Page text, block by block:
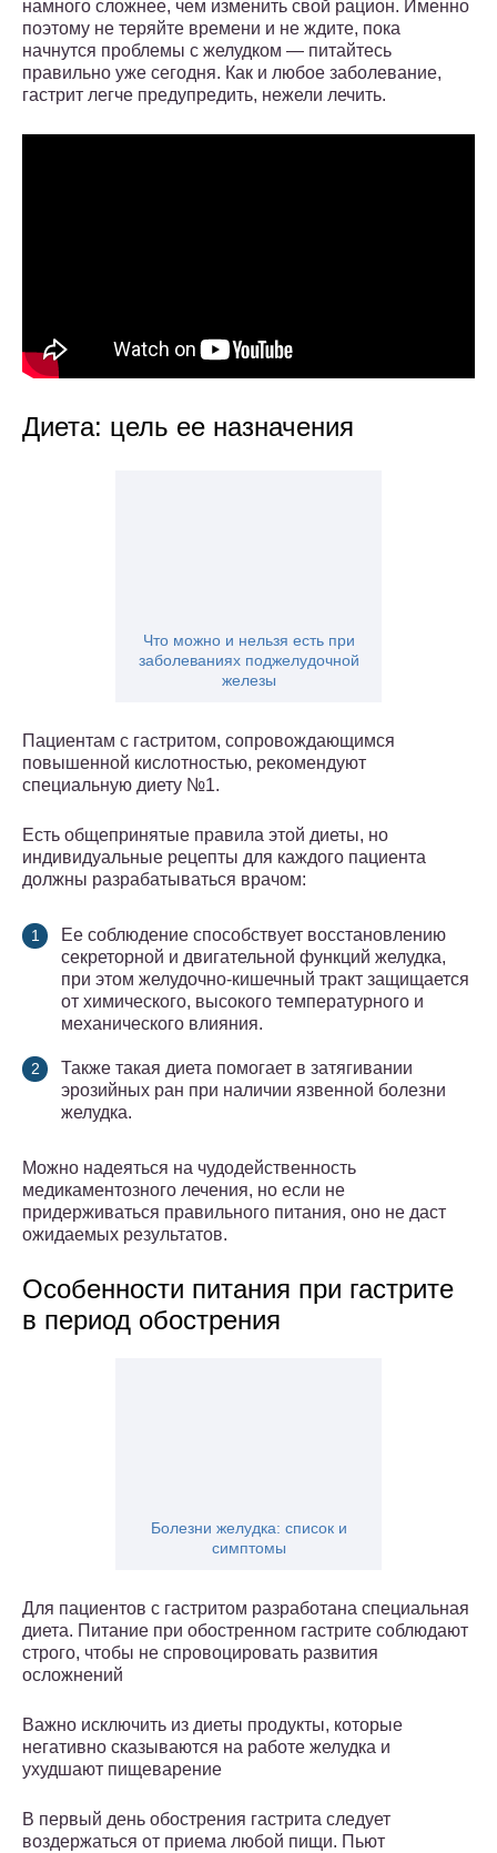
намного сложнее, чем изменить свой рацион. Именно
поэтому не теряйте времени и не ждите, пока
начнутся проблемы с желудком — питайтесь
правильно уже сегодня. Как и любое заболевание,
гастрит легче предупредить, нежели лечить.
Диета: цель ее назначения
Что можно и нельзя есть при
заболеваниях поджелудочной
железы
Пациентам с гастритом, сопровождающимся
повышенной кислотностью, рекомендуют
специальную диету №1.
Есть общепринятые правила этой диеты, но
индивидуальные рецепты для каждого пациента
должны разрабатываться врачом:
Ее соблюдение способствует восстановлению
секреторной и двигательной функций желудка,
при этом желудочно-кишечный тракт защищается
от химического, высокого температурного и
механического влияния.
Также такая диета помогает в затягивании
эрозийных ран при наличии язвенной болезни
желудка.
Можно надеяться на чудодейственность
медикаментозного лечения, но если не
придерживаться правильного питания, оно не даст
ожидаемых результатов.
Особенности питания при гастрите
в период обострения
Болезни желудка: список и
симптомы
Для пациентов с гастритом разработана специальная
диета. Питание при обостренном гастрите соблюдают
строго, чтобы не спровоцировать развития
осложнений
Важно исключить из диеты продукты, которые
негативно сказываются на работе желудка и
ухудшают пищеварение
В первый день обострения гастрита следует
воздержаться от приема любой пищи. Пьют